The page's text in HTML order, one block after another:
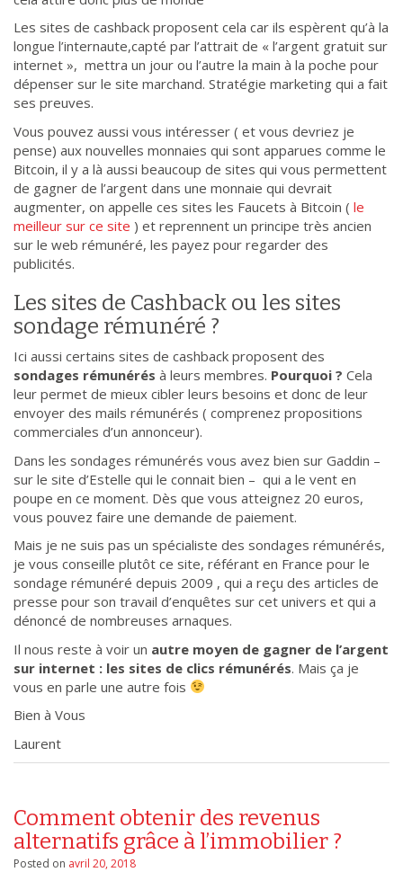
Les sites de cashback proposent cela car ils espèrent qu’à la
longue l’internaute,capté par l’attrait de « l’argent gratuit sur
internet », mettra un jour ou l’autre la main à la poche pour
dépenser sur le site marchand. Stratégie marketing qui a fait
ses preuves.
Vous pouvez aussi vous intéresser ( et vous devriez je
pense) aux nouvelles monnaies qui sont apparues comme le
Bitcoin, il y a là aussi beaucoup de sites qui vous permettent
de gagner de l’argent dans une monnaie qui devrait
augmenter, on appelle ces sites les Faucets à Bitcoin ( le
meilleur sur ce site ) et reprennent un principe très ancien
sur le web rémunéré, les payez pour regarder des
publicités.
Les sites de Cashback ou les sites
sondage rémunéré ?
Ici aussi certains sites de cashback proposent des
sondages rémunérés à leurs membres. Pourquoi ? Cela
leur permet de mieux cibler leurs besoins et donc de leur
envoyer des mails rémunérés ( comprenez propositions
commerciales d’un annonceur).
Dans les sondages rémunérés vous avez bien sur Gaddin –
sur le site d’Estelle qui le connait bien – qui a le vent en
poupe en ce moment. Dès que vous atteignez 20 euros,
vous pouvez faire une demande de paiement.
Mais je ne suis pas un spécialiste des sondages rémunérés,
je vous conseille plutôt ce site, référant en France pour le
sondage rémunéré depuis 2009 , qui a reçu des articles de
presse pour son travail d’enquêtes sur cet univers et qui a
dénoncé de nombreuses arnaques.
Il nous reste à voir un autre moyen de gagner de l’argent
sur internet : les sites de clics rémunérés. Mais ça je
vous en parle une autre fois
Bien à Vous
Laurent
Comment obtenir des revenus
alternatifs grâce à l’immobilier ?
Posted on avril 20, 2018